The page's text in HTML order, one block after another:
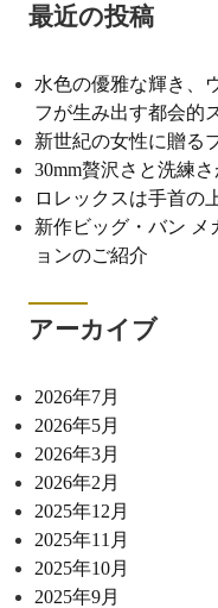
最近の投稿
水色の優雅な輝き、
フが生み出す都会的
新世紀の女性に贈る
30mm贅沢さと洗練
ロレックスは手首の
新作ビッグ・バン メ
ョンのご紹介
アーカイブ
2026年7月
2026年5月
2026年3月
2026年2月
2025年12月
2025年11月
2025年10月
2025年9月